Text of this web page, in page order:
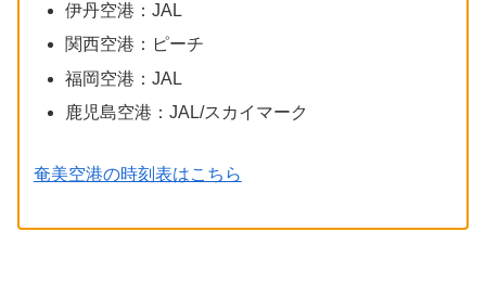
伊丹空港：JAL
関西空港：ピーチ
福岡空港：JAL
鹿児島空港：JAL/スカイマーク
奄美空港の時刻表はこちら